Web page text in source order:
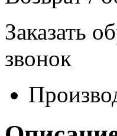
Заказать
звонок